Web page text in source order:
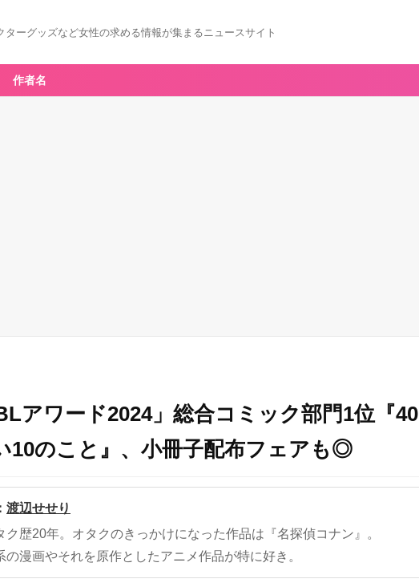
ターグッズなど女性の求める情報が集まるニュースサイト
作者名
アワード2024」総合コミック部門1位『40
10のこと』、小冊子配布フェアも◎
渡辺せせり
ク歴20年。オタクのきっかけになった作品は『名探偵コナン』。
の漫画やそれを原作としたアニメ作品が特に好き。